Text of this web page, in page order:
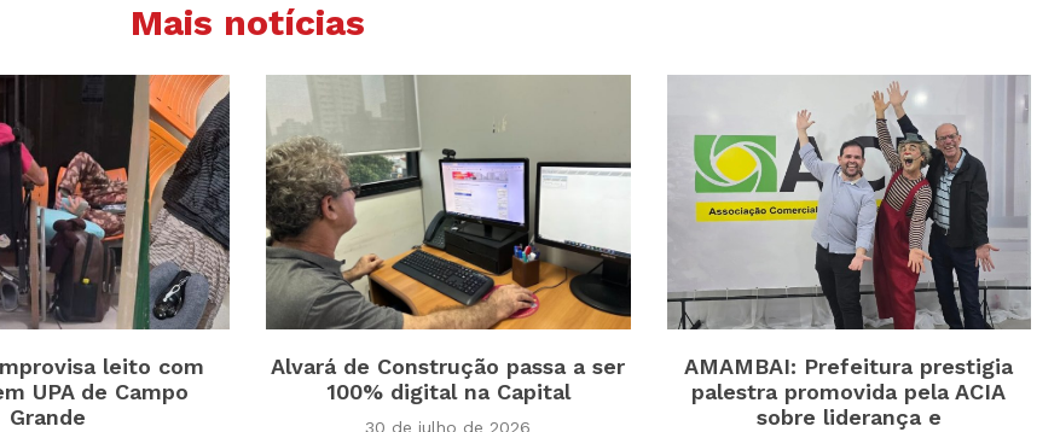
Mais notícias
leito com
UPA de Campo
Grande
Alvará de Construção passa a ser
100% digital na Capital
30 de julho de 2026
AMAMBAI: Prefeitura prestigia
palestra promovida pela ACIA
sobre liderança e